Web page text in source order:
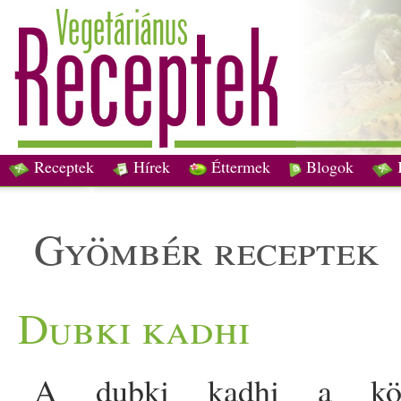
Receptek Hírek Éttermek Blogok
gyömbér receptek
Dubki kadhi
A dubki kadhi a